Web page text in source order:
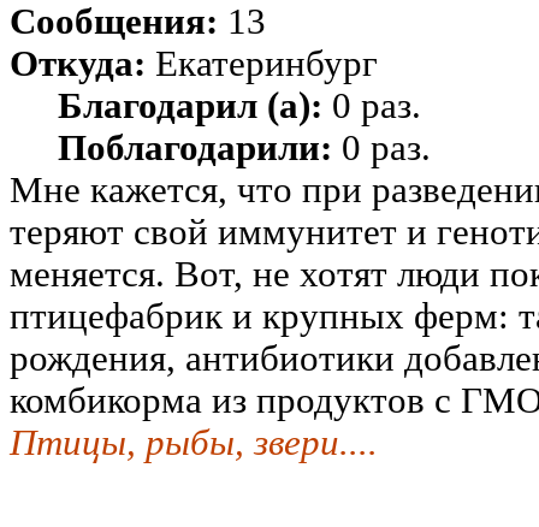
Сообщения: 13
Откуда: Екатеринбург
Благодарил (а): 0 раз.
Поблагодарили: 0 раз.
Мне кажется, что при
теряют свой иммунитет и
меняется. Вот, не хотят люди
птицефабрик и крупных ферм:
рождения, антибиотики
комбикорма из продуктов с
Птицы, рыбы, звери....